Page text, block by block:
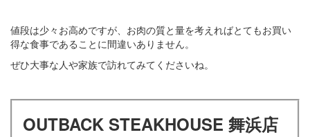
値段は少々お高めですが、お肉の質と量を考えればとてもお買い
得な食事であることに間違いありません。
ぜひ大事な人や家族で訪れてみてくださいね。
OUTBACK STEAKHOUSE 舞浜店